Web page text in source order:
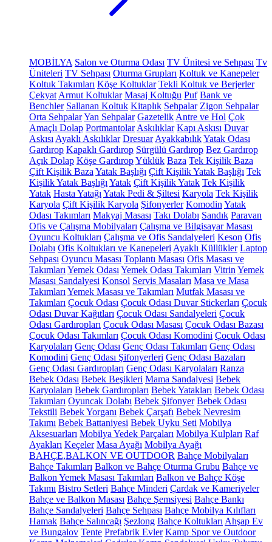
MOBİLYA Salon ve Oturma Odası TV Ünitesi ve Sehpası Tv
Üniteleri TV Sehpası Oturma Grupları Koltuk ve Kanepeler
Koltuk Takımları Köşe Koltuklar Tekli Koltuk ve Berjerler
Çekyat Armut Koltuklar Masaj Koltuğu Puf Bank ve
Benchler Sallanan Koltuk Kitaplık Sehpalar Zigon Sehpalar
Orta SehpalarYan Sehpalar Gazetelik Antre ve Hol Çok
Amaçlı Dolap Portmantolar Askılıklar Kapı Askısı Duvar
Askısı Ayaklı Askılıklar Dresuar AyakkabılıkYatak Odası
Gardırop Kapaklı Gardırop Sürgülü Gardırop Bez Gardırop
Açık Dolap Köşe GardıropYüklük Baza Tek Kişilik Baza
Çift Kişilik Baza Yatak Başlığı Çift Kişilik Yatak Başlığı Tek
Kişilik Yatak Başlığı Yatak Çift Kişilik Yatak Tek Kişilik
Yatak Hasta Yatağı Yatak Pedi & Şiltesi Karyola Tek Kişilik
Karyola Çift Kişilik Karyola Şifonyerler Komodin Yatak
Odası Takımları Makyaj Masası Takı Dolabı Sandık Paravan
Ofis ve Çalışma Mobilyaları Çalışma ve Bilgisayar Masası
Oyuncu Koltukları Çalışma ve Ofis Sandalyeleri Keson Ofis
Dolabı Ofis Koltukları ve Kanepeleri Ayaklı Küllükler Laptop
Sehpası Oyuncu Masası Toplantı Masası Ofis Masası ve
Takımları Yemek Odası Yemek Odası Takımları Vitrin Yemek
Masası Sandalyesi Konsol Servis Masaları Masa ve Masa
Takımları Yemek Masası ve Takımları Mutfak Masası ve
Takımları Çocuk Odası Çocuk Odası Duvar Stickerları Çocuk
Odası Duvar Kağıtları Çocuk Odası Sandalyeleri Çocuk
Odası Gardıropları Çocuk Odası Masası Çocuk Odası Bazası
Çocuk Odası Takımları Çocuk Odası Komodini Çocuk Odası
Karyolaları Genç Odası Genç Odası Takımları Genç Odası
Komodini Genç Odası Şifonyerleri Genç Odası Bazaları
Genç Odası Gardıropları Genç Odası Karyolaları Ranza
Bebek Odası Bebek Beşikleri Mama Sandalyesi Bebek
Karyolaları Bebek Gardıropları Bebek Yatakları Bebek Odası
Takımları Oyuncak Dolabı Bebek Şifonyer Bebek Odası
Tekstili Bebek Yorganı Bebek Çarşafı Bebek Nevresim
Takımı Bebek Battaniyesi Bebek Uyku Seti Mobilya
Aksesuarları Mobilya Yedek Parçaları Mobilya Kulpları Raf
Ayakları Keçeler Masa Ayağı Mobilya Ayağı
BAHÇE,BALKON VE OUTDOOR Bahçe Mobilyaları
Bahçe Takımları Balkon ve Bahçe Oturma Grubu Bahçe ve
Balkon Yemek Masası Takımları Balkon ve Bahçe Köşe
Takımı Bistro Setleri Bahçe Minderi Çardak ve Kameriyeler
Bahçe ve Balkon Masası Bahçe Şemsiyesi Bahçe Bankı
Bahçe Sandalyeleri Bahçe Sehpası Bahçe Mobilya Kılıfları
Hamak Bahçe Salıncağı Şezlong Bahçe Koltukları Ahşap Ev
ve Bungalov Tente Prefabrik Evler Kamp Spor ve Outdoor